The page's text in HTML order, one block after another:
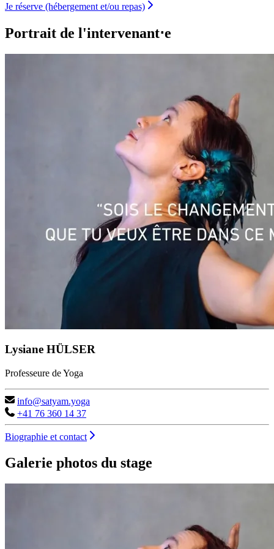
Je réserve (hébergement et/ou repas)
Portrait de l'intervenant⋅e
Lysiane HÜLSER
Professeure de Yoga
info@satyam.yoga
+41 76 360 14 37
Biographie et contact
Galerie photos du stage